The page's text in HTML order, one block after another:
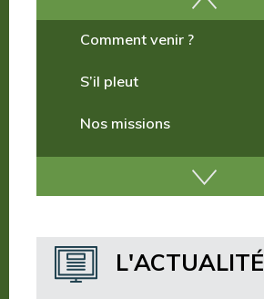
Comment venir ?
S’il pleut
Nos missions
Nos incontournables
Où dormir ?
L'ACTUALITÉ